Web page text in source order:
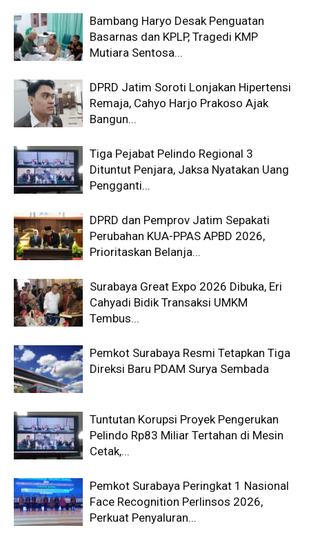
Bambang Haryo Desak Penguatan
Basarnas dan KPLP, Tragedi KMP
Mutiara Sentosa...
DPRD Jatim Soroti Lonjakan Hipertensi
Remaja, Cahyo Harjo Prakoso Ajak
Bangun...
Tiga Pejabat Pelindo Regional 3
Dituntut Penjara, Jaksa Nyatakan Uang
Pengganti...
DPRD dan Pemprov Jatim Sepakati
Perubahan KUA-PPAS APBD 2026,
Prioritaskan Belanja...
Surabaya Great Expo 2026 Dibuka, Eri
Cahyadi Bidik Transaksi UMKM
Tembus...
Pemkot Surabaya Resmi Tetapkan Tiga
Direksi Baru PDAM Surya Sembada
Tuntutan Korupsi Proyek Pengerukan
Pelindo Rp83 Miliar Tertahan di Mesin
Cetak,...
Pemkot Surabaya Peringkat 1 Nasional
Face Recognition Perlinsos 2026,
Perkuat Penyaluran...